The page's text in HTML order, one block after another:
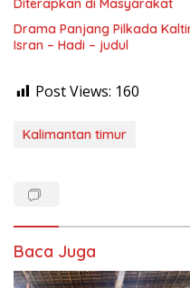
Diterapkan di Masyarakat
Drama Panjang Pilkada
Isran – Hadi – judul
Post Views: 160
Kalimantan timur
Baca Juga